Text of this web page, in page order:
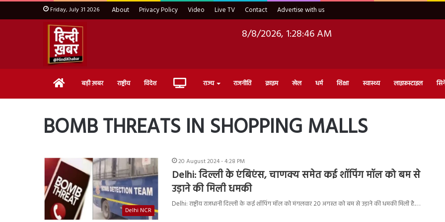
Friday, July 31 2026 About Privacy Policy Video Live TV Contact Advertise with us
8/8/2026, 1:28:47 AM
Home बड़ी ख़बर राष्ट्रीय विदेश Live राज्य राजनीति क्राइम खेल धर्म शिक्षा स्वास्थ्य लाइफ़स्टाइल
BOMB THREATS IN SHOPPING MALLS
Delhi NCR
20 August 2024 - 4:28 PM
Delhi: दिल्ली के एंबिएंस, चाणक्य समेत कई शॉपिंग मॉल को बम से
उड़ाने की मिली धमकी
Delhi: राष्ट्रीय राजधानी दिल्ली के कई शॉपिंग मॉल को मंगलवार 20 अगस्त को बम से उड़ाने की धमकी मिली है.…